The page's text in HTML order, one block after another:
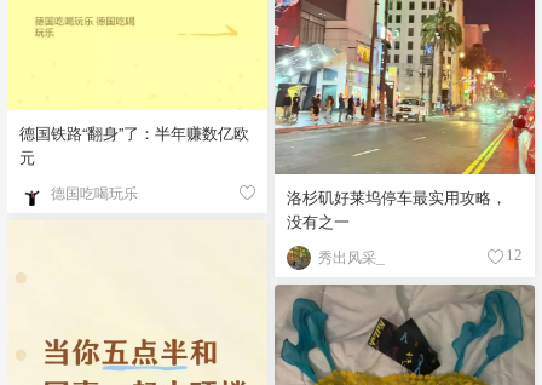
德国铁路“翻身”了：半年赚数亿欧
元
德国吃喝玩乐
洛杉矶好莱坞停车最实用攻略，
没有之一
秀出风采_ 12